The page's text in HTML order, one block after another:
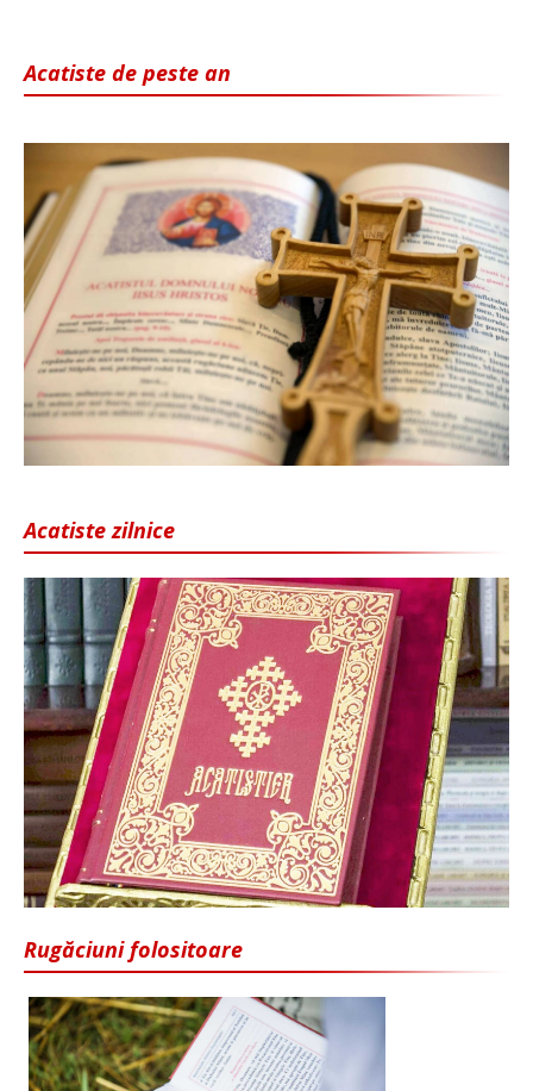
Acatiste de peste an
Acatiste zilnice
Rugăciuni folositoare